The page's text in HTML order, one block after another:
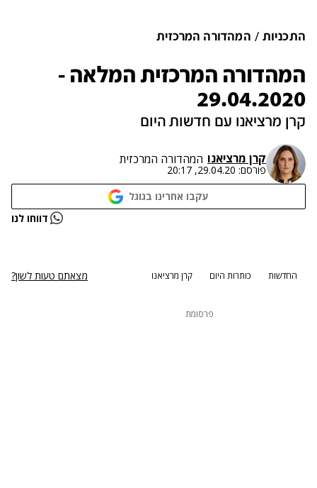
התכניות המהדורה המרכזית
המהדורה המרכזית המלאה -
29.04.2020
קרן מרציאנו עם חדשות היום
קרן מרציאנו המהדורה המרכזית
פורסם: 29.04.20, 20:17
עקבו אחרינו בגוגל
נתקלנו בבעיה דווחו לנו
החדשות כותרות היום קרן מרציאנו מצאתם טעות לשון?
פרסומת